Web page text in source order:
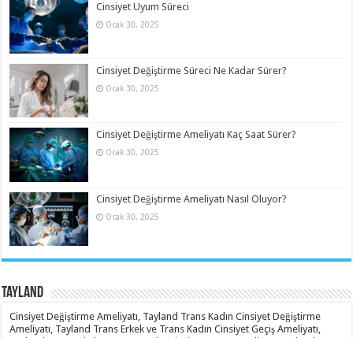
Cinsiyet Uyum Süreci
Ocak 30, 2025
Cinsiyet Değiştirme Süreci Ne Kadar Sürer?
Ocak 30, 2025
Cinsiyet Değiştirme Ameliyatı Kaç Saat Sürer?
Ocak 30, 2025
Cinsiyet Değiştirme Ameliyatı Nasıl Oluyor?
Ocak 30, 2025
Tayland
Cinsiyet Değiştirme Ameliyatı, Tayland Trans Kadın Cinsiyet Değiştirme
Ameliyatı, Tayland Trans Erkek ve Trans Kadın Cinsiyet Geçiş Ameliyatı,